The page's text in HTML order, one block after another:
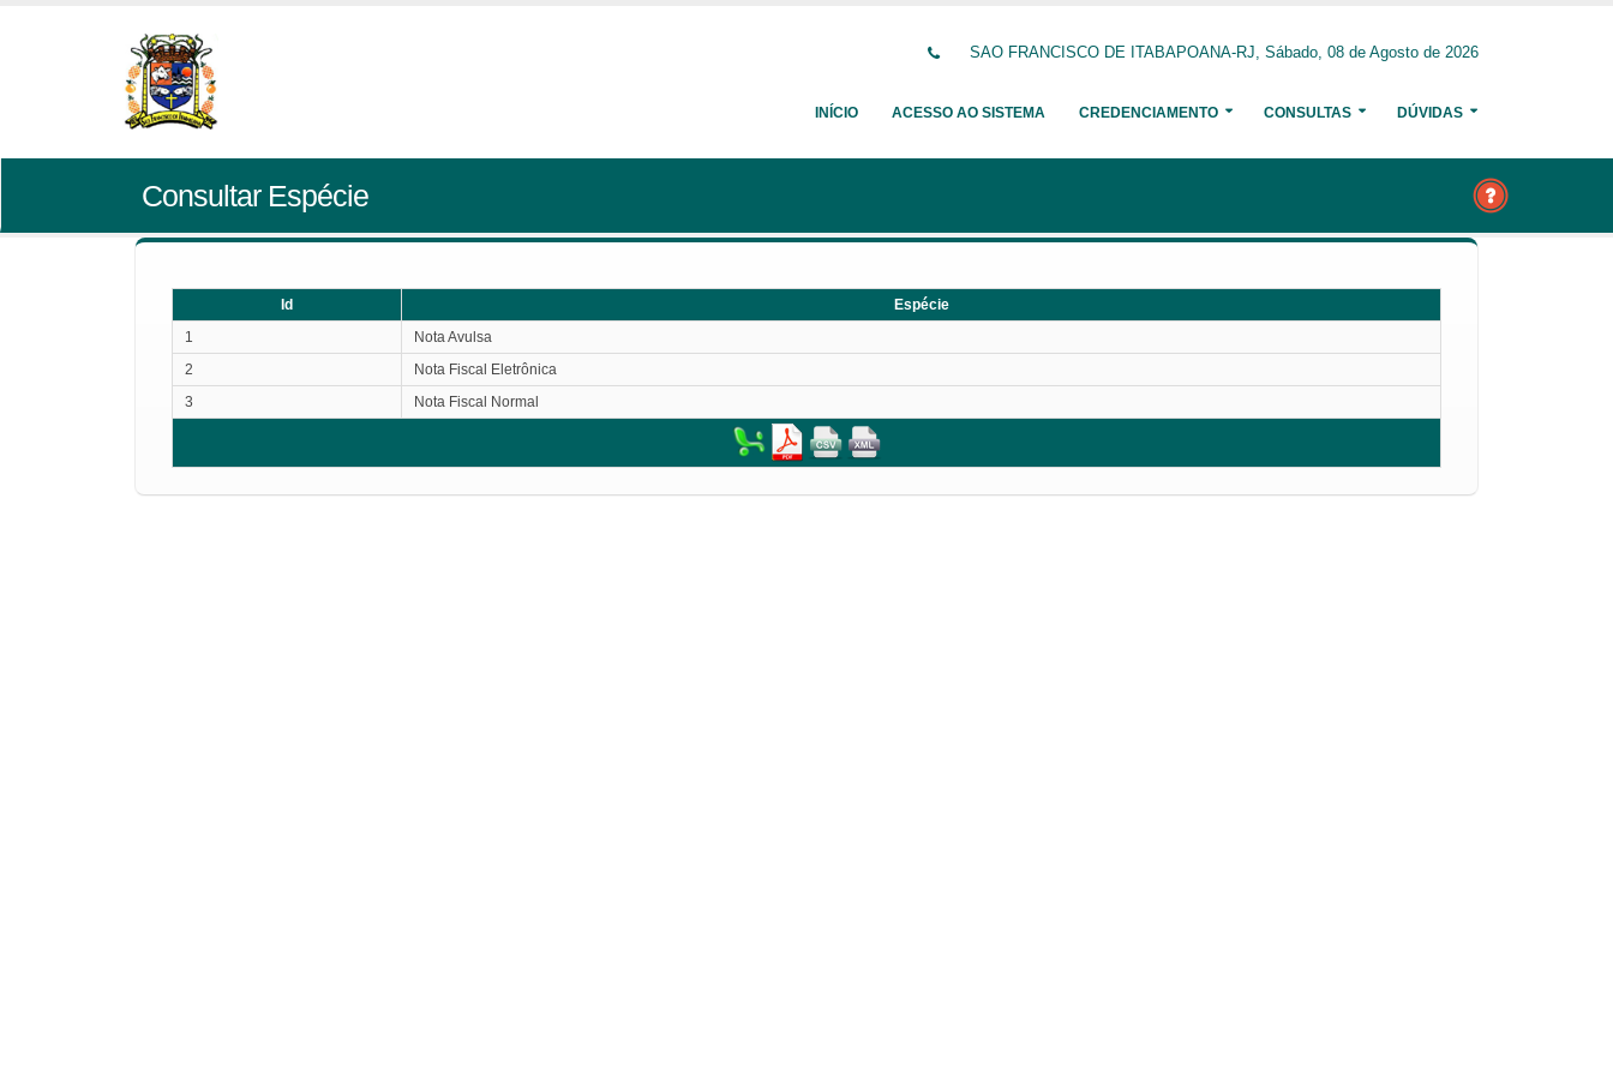
SAO FRANCISCO DE ITABAPOANA-RJ, Sábado, 08 de Agosto de 2026
INÍCIO ACESSO AO SISTEMA CREDENCIAMENTO CONSULTAS DÚVIDAS
Consultar Espécie
Id
Espécie
1
Nota Avulsa
2
Nota Fiscal Eletrônica
3
Nota Fiscal Normal